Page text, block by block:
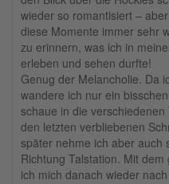
wieder so romantisiert –
diese Momente immer sehr
zu erinnern, was ich in
erleben und sehen durfte!
Genug der Melancholie. Da
wandere ich nur ein
schaue in die
den letzten verbliebenen
später nehme ich aber auch
Richtung Talstation. Mit
ich mich danach wieder